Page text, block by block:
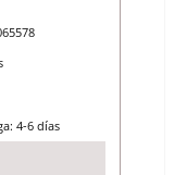
4-6 días